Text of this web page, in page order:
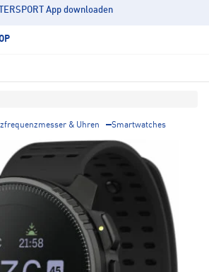
App downloaden
& Uhren Smartwatches